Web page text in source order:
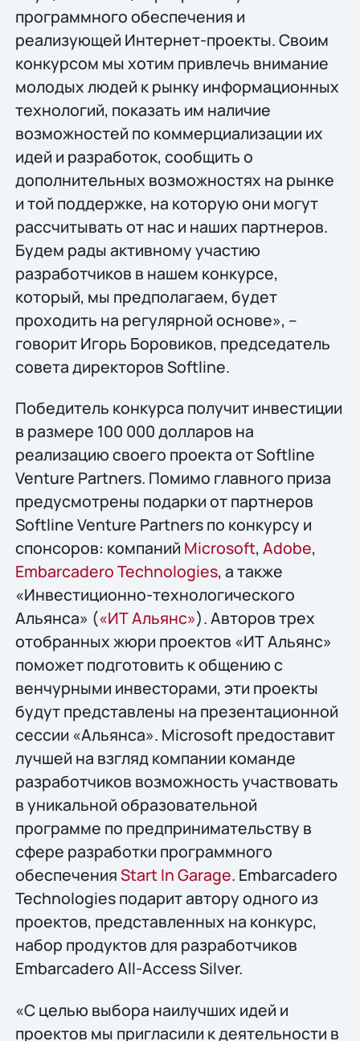
программного обеспечения и
реализующей Интернет-проекты. Своим
конкурсом мы хотим привлечь внимание
молодых людей к рынку информационных
технологий, показать им наличие
возможностей по коммерциализации их
идей и разработок, сообщить о
дополнительных возможностях на рынке
и той поддержке, на которую они могут
рассчитывать от нас и наших партнеров.
Будем рады активному участию
разработчиков в нашем конкурсе,
который, мы предполагаем, будет
проходить на регулярной основе», –
говорит Игорь Боровиков, председатель
совета директоров Softline.
Победитель конкурса получит инвестиции
в размере 100 000 долларов на
реализацию своего проекта от Softline
Venture Partners. Помимо главного приза
предусмотрены подарки от партнеров
Softline Venture Partners по конкурсу и
спонсоров: компаний Microsoft, Adobe,
Embarcadero Technologies, а также
«Инвестиционно-технологического
Альянса» («ИТ Альянс»). Авторов трех
отобранных жюри проектов «ИТ Альянс»
поможет подготовить к общению с
венчурными инвесторами, эти проекты
будут представлены на презентационной
сессии «Альянса». Microsoft предоставит
лучшей на взгляд компании команде
разработчиков возможность участвовать
в уникальной образовательной
программе по предпринимательству в
сфере разработки программного
обеспеченияStart In Garage. Embarcadero
Technologies подарит автору одного из
проектов, представленных на конкурс,
набор продуктов для разработчиков
Embarcadero All-Access Silver.
«С целью выбора наилучших идей и
проектов мы пригласили к деятельности в